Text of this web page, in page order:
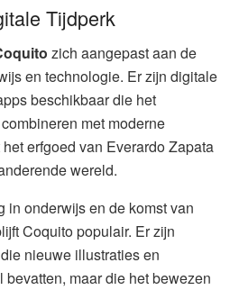
Tijdperk
zich aangepast aan de
en technologie. Er zijn digitale
beschikbaar die het
met moderne
erfgoed van Everardo Zapata
wereld.
in onderwijs en de komst van
Coquito populair. Er zijn
nieuwe illustraties en
maar die het bewezen